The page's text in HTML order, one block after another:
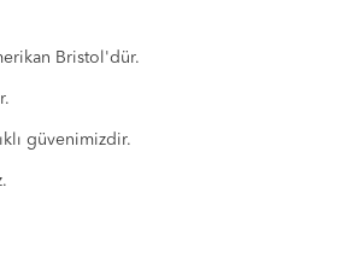
Bristol'dür.
güvenimizdir.